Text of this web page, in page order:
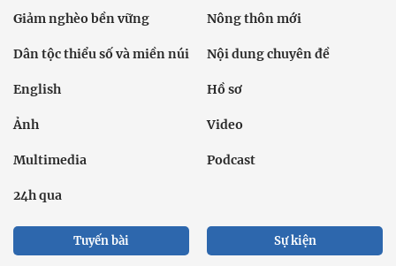
Giảm nghèo bền vững Nông thôn mới
Dân tộc thiểu số và miền núi Nội dung chuyên đề
English Hồ sơ
Ảnh Video
Multimedia Podcast
24h qua
Tuyến bài Sự kiện